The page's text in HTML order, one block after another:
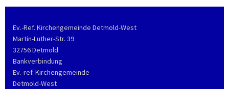
Ev.-Ref. Kirchengemeinde Detmold-West
Martin-Luther-Str. 39
32756 Detmold
Bankverbindung
Ev.-ref. Kirchengemeinde
Detmold-West